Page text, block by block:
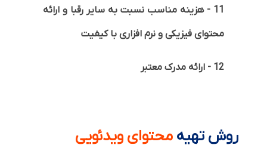
11 - هزینه مناسب نسبت به سایر رقبا و ارائه
محتوای فیزیکی و نرم افزاری با کیفیت
12 - ارائه مدرک معتبر
روش تهیه محتوای ویدئویی